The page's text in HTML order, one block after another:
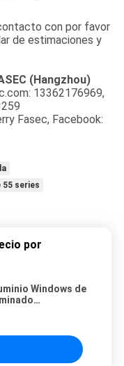
con por favor
de estimaciones y
(Hangzhou)
13362176969,
Fasec, Facebook:
55 series
por
Windows de